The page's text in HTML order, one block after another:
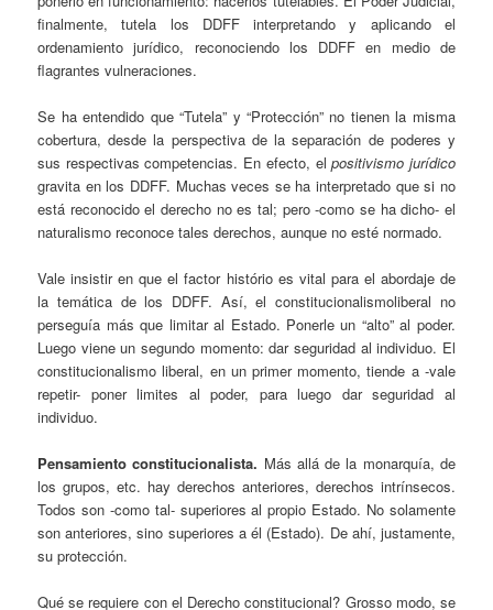
finalmente, tutela los DDFF interpretando y aplicando el
ordenamiento jurídico, reconociendo los DDFF en medio de
flagrantes vulneraciones.
Se ha entendido que “Tutela” y “Protección” no tienen la misma
cobertura, desde la perspectiva de la separación de poderes y
sus respectivas competencias. En efecto, elpositivismo jurídico
gravita en los DDFF. Muchas veces se ha interpretado que si no
está reconocido el derecho no es tal; pero -como se ha dicho- el
naturalismo reconoce tales derechos, aunque no esté normado.
Vale insistir en que el factor histório es vital para el abordaje de
la temática de los DDFF. Así, el constitucionalismoliberal no
perseguía más que limitar al Estado. Ponerle un “alto” al poder.
Luego viene un segundo momento: dar seguridad al individuo. El
constitucionalismo liberal, en un primer momento, tiende a -vale
repetir- poner limites al poder, para luego dar seguridad al
individuo.
Pensamiento constitucionalista. Más allá de la monarquía, de
los grupos, etc. hay derechos anteriores, derechos intrínsecos.
Todos son -como tal- superiores al propio Estado. No solamente
son anteriores, sino superiores a él (Estado). De ahí, justamente,
su protección.
Qué se requiere con el Derecho constitucional? Grosso modo, se